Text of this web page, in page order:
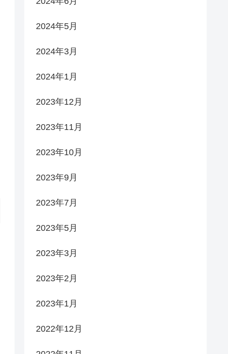
2024年5月
2024年3月
2024年1月
2023年12月
2023年11月
2023年10月
2023年9月
2023年7月
2023年5月
2023年3月
2023年2月
2023年1月
2022年12月